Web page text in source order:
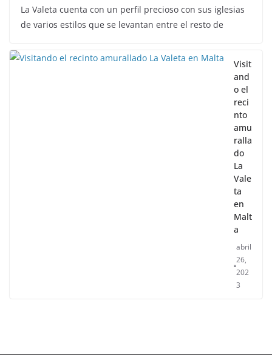
La Valeta cuenta con un perfil precioso con sus iglesias
de varios estilos que se levantan entre el resto de
Visit
and
o el
reci
nto
amu
ralla
do
La
Vale
ta
en
Malt
a
abril
26,
202
3